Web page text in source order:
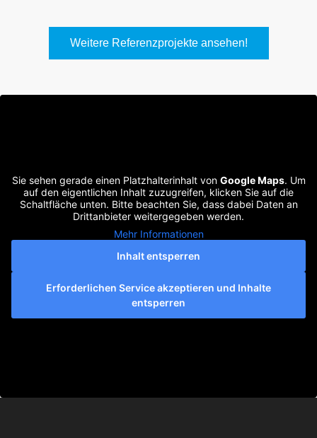
Weitere Referenzprojekte ansehen!
Sie sehen gerade einen Platzhalterinhalt von Google Maps. Um
auf den eigentlichen Inhalt zuzugreifen, klicken Sie auf die
Schaltfläche unten. Bitte beachten Sie, dass dabei Daten an
Drittanbieter weitergegeben werden.
Mehr Informationen
Inhalt entsperren
Erforderlichen Service akzeptieren und Inhalte
entsperren